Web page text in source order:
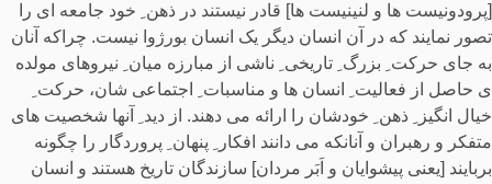
[پرودونیست ها و لنینیست ها] قادر نیستند در ذهن ِ خود جامعه ای را
تصور نمایند که در آن انسان دیگر یک انسان بورژوا نیست. چراکه آنان
به جای حرکت ِ بزرگ ِ تاریخی ِ ناشی از مبارزه میان ِ نیروهای مولده
ی حاصل از فعالیت ِ انسان ها و مناسبات ِ اجتماعی شان، حرکت ِ
خیال انگیز ِ ذهن ِ خودشان را ارائه می دهند. از دید ِ آنها شخصیت های
متفکر و رهبران و آنانکه می دانند افکار ِ پنهان ِ پروردگار را چگونه
بربایند [یعنی پیشوایان و اَبَر مردان] سازندگان تاریخ هستند و انسان